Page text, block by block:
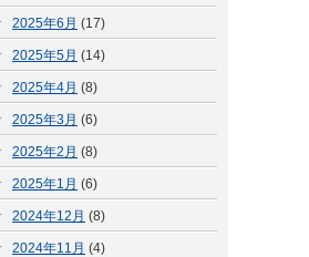
2025年6月 (17)
2025年5月 (14)
2025年4月 (8)
2025年3月 (6)
2025年2月 (8)
2025年1月 (6)
2024年12月 (8)
2024年11月 (4)